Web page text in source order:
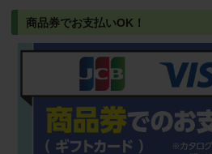
商品券でお支払いOK！